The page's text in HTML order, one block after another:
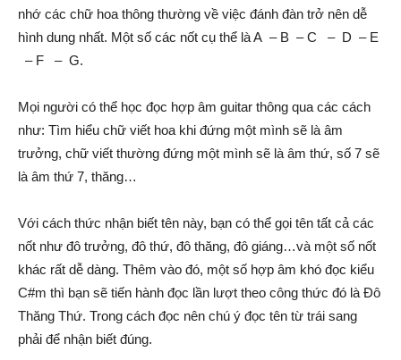
nhớ các chữ hoa thông thường về việc đánh đàn trở nên dễ
hình dung nhất. Một số các nốt cụ thể là A – B – C – D – E
– F – G.
Mọi người có thể học đọc hợp âm guitar thông qua các cách
như: Tìm hiểu chữ viết hoa khi đứng một mình sẽ là âm
trưởng, chữ viết thường đứng một mình sẽ là âm thứ, số 7 sẽ
là âm thứ 7, thăng…
Với cách thức nhận biết tên này, bạn có thể gọi tên tất cả các
nốt như đô trưởng, đô thứ, đô thăng, đô giáng…và một số nốt
khác rất dễ dàng. Thêm vào đó, một số hợp âm khó đọc kiểu
C#m thì bạn sẽ tiến hành đọc lần lượt theo công thức đó là Đô
Thăng Thứ. Trong cách đọc nên chú ý đọc tên từ trái sang
phải để nhận biết đúng.